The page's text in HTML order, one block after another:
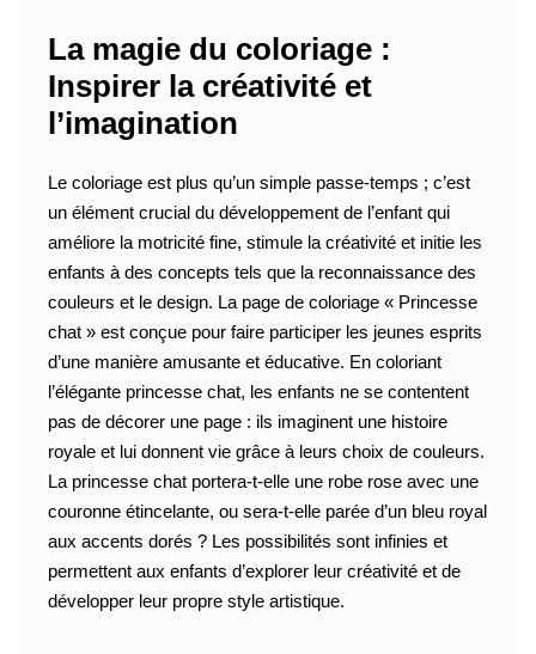
La magie du coloriage :
Inspirer la créativité et
l’imagination
Le coloriage est plus qu’un simple passe-temps ; c’est
un élément crucial du développement de l’enfant qui
améliore la motricité fine, stimule la créativité et initie les
enfants à des concepts tels que la reconnaissance des
couleurs et le design. La page de coloriage « Princesse
chat » est conçue pour faire participer les jeunes esprits
d’une manière amusante et éducative. En coloriant
l’élégante princesse chat, les enfants ne se contentent
pas de décorer une page : ils imaginent une histoire
royale et lui donnent vie grâce à leurs choix de couleurs.
La princesse chat portera-t-elle une robe rose avec une
couronne étincelante, ou sera-t-elle parée d’un bleu royal
aux accents dorés ? Les possibilités sont infinies et
permettent aux enfants d’explorer leur créativité et de
développer leur propre style artistique.